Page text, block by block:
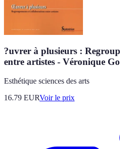
?uvrer à plusieurs :
entre artistes - Véronique
Esthétique sciences des arts
16.79 EURVoir le prix